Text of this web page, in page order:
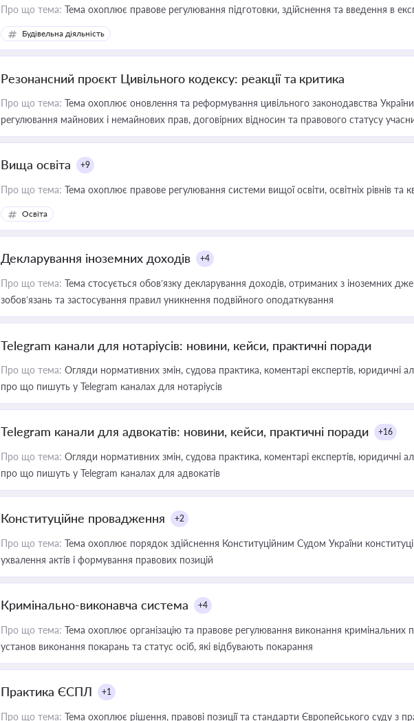
Про що тема: Тема охоплює правове регулювання підготовки, здійснення та введення в
Будівельна діяльність
Резонансний проєкт Цивільного кодексу: реакції та критика
Про що тема: Тема охоплює оновлення та реформування цивільного законодавства
регулювання майнових і немайнових прав, договірних відносин та правового статусу
Вища освіта +9
Про що тема: Тема охоплює правове регулювання системи вищої освіти, освітніх рівнів та
Освіта
Декларування іноземних доходів +4
Про що тема: Тема стосується обов’язку декларування доходів, отриманих з іноземних
зобов’язань та застосування правил уникнення подвійного оподаткування
Telegram канали для нотаріусів: новини, кейси, практичні поради
Про що тема: Огляди нормативних змін, судова практика, коментарі експертів, юридичні
про що пишуть у Telegram каналах для нотаріусів
Telegram канали для адвокатів: новини, кейси, практичні поради +16
Про що тема: Огляди нормативних змін, судова практика, коментарі експертів, юридичні
про що пишуть у Telegram каналах для адвокатів
Конституційне провадження +2
Про що тема: Тема охоплює порядок здійснення Конституційним Судом України
ухвалення актів і формування правових позицій
Кримінально-виконавча система +4
Про що тема: Тема охоплює організацію та правове регулювання виконання кримінальних
установ виконання покарань та статус осіб, які відбувають покарання
Практика ЄСПЛ +1
Про що тема: Тема охоплює рішення, правові позиції та стандарти Європейського суду з